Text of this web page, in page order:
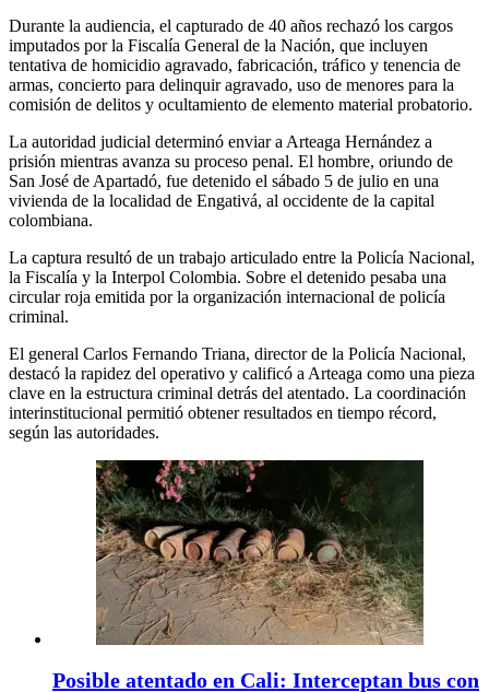
Durante la audiencia, el capturado de 40 años rechazó los cargos
imputados por la Fiscalía General de la Nación, que incluyen
tentativa de homicidio agravado, fabricación, tráfico y tenencia de
armas, concierto para delinquir agravado, uso de menores para la
comisión de delitos y ocultamiento de elemento material probatorio.
La autoridad judicial determinó enviar a Arteaga Hernández a
prisión mientras avanza su proceso penal. El hombre, oriundo de
San José de Apartadó, fue detenido el sábado 5 de julio en una
vivienda de la localidad de Engativá, al occidente de la capital
colombiana.
La captura resultó de un trabajo articulado entre la Policía Nacional,
la Fiscalía y la Interpol Colombia. Sobre el detenido pesaba una
circular roja emitida por la organización internacional de policía
criminal.
El general Carlos Fernando Triana, director de la Policía Nacional,
destacó la rapidez del operativo y calificó a Arteaga como una pieza
clave en la estructura criminal detrás del atentado. La coordinación
interinstitucional permitió obtener resultados en tiempo récord,
según las autoridades.
Posible atentado en Cali: Interceptan bus con